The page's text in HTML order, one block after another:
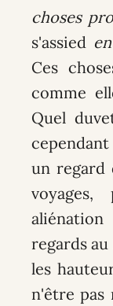
choses
s'assied
Ces
comme
Quel
un regard
regards au
les
n'être pas